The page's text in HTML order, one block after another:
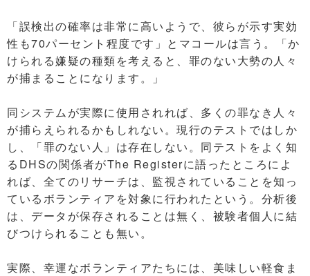
「誤検出の確率は非常に高いようで、彼らが示す実効
性も70パーセント程度です」とマコールは言う。「か
けられる嫌疑の種類を考えると、罪のない大勢の人々
が捕まることになります。」
同システムが実際に使用されれば、多くの罪なき人々
が捕らえられるかもしれない。現行のテストではしか
し、「罪のない人」は存在しない。同テストをよく知
るDHSの関係者がThe Registerに語ったところによ
れば、全てのリサーチは、監視されていることを知っ
ているボランティアを対象に行われたという。分析後
は、データが保存されることは無く、被験者個人に結
びつけられることも無い。
実際、幸運なボランティアたちには、美味しい軽食ま